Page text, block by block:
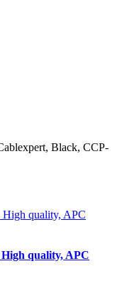
Black, CCP-
quality, APC